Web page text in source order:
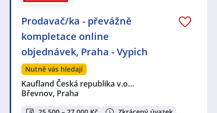
Prodavač/ka - převážně
kompletace online
objednávek, Praha - Vypich
Nutně vás hledají
Kaufland Česká republika v.o…
Břevnov, Praha